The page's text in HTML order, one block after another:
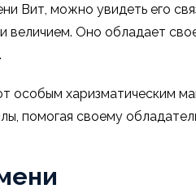
Вит, можно увидеть его
величием. Оно обладает
харизматическим
помогая своему